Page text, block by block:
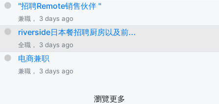
"招聘Remote销售伙伴 "
兼職， 3 days ago
riverside日本餐招聘厨房以及前...
全職， 3 days ago
电商兼职
兼職， 3 days ago
瀏覽更多